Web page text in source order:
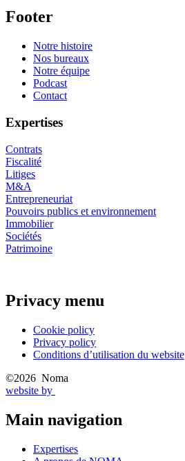
Footer
Notre histoire
Nos bureaux
Notre équipe
Podcast
Contact
Expertises
Contrats
Fiscalité
Litiges
M&A
Entrepreneuriat
Pouvoirs publics et environnement
Immobilier
Sociétés
Patrimoine
Privacy menu
Cookie policy
Privacy policy
Conditions d’utilisation du website
©2026 Noma
website by
Main navigation
Expertises